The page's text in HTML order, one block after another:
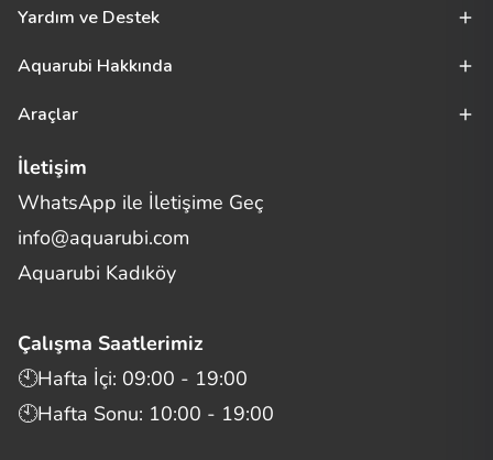
Yardım ve Destek
Aquarubi Hakkında
Araçlar
İletişim
WhatsApp ile İletişime Geç
info@aquarubi.com
Aquarubi Kadıköy
Çalışma Saatlerimiz
🕙Hafta İçi: 09:00 - 19:00
🕙Hafta Sonu: 10:00 - 19:00
Merhaba! Size nasıl yardımcı
olabilirim?
Bilgi
Müşteri Destek